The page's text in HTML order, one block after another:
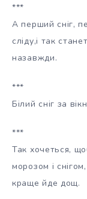
***
А перший сніг,
сліду,і так
назавжди.
***
Білий сніг за
***
Так хочеться,
морозом і
краще йде дощ.